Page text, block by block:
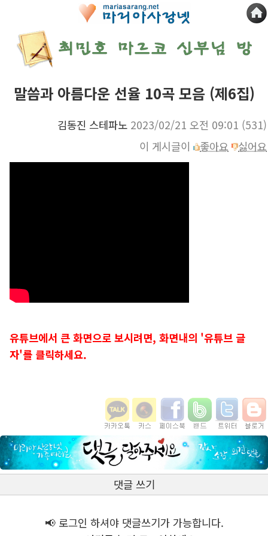
말씀과 아름다운 선율 10곡 모음 (제6집)
김동진 스테파노 2023/02/21 오전 09:01 (531)
이 게시글이
좋아요 싫어요
유튜브에서 큰 화면으로 보시려면, 화면내의 '유튜브 글
자'를 클릭하세요.
댓글 쓰기
📢 로그인 하셔야 댓글쓰기가 가능합니다.